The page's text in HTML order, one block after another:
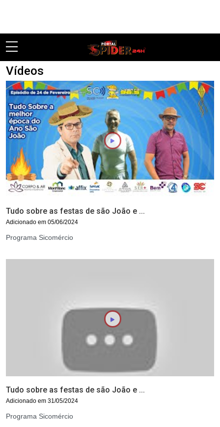
Vídeos
Tudo sobre as festas de são João e ...
Adicionado em 05/06/2024
Programa Sicomércio
Tudo sobre as festas de são João e ...
Adicionado em 31/05/2024
Programa Sicomércio